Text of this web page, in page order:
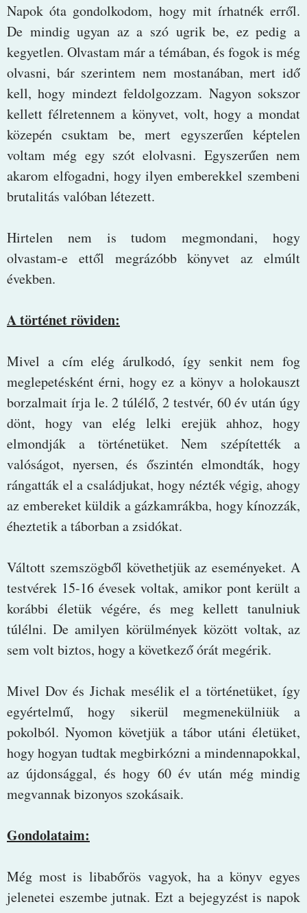
Napok óta gondolkodom, hogy mit írhatnék erről.
De mindig ugyan az a szó ugrik be, ez pedig a
kegyetlen. Olvastam már a témában, és fogok is még
olvasni, bár szerintem nem mostanában, mert idő
kell, hogy mindezt feldolgozzam. Nagyon sokszor
kellett félretennem a könyvet, volt, hogy a mondat
közepén csuktam be, mert egyszerűen képtelen
voltam még egy szót elolvasni. Egyszerűen nem
akarom elfogadni, hogy ilyen emberekkel szembeni
brutalitás valóban létezett.
Hirtelen nem is tudom megmondani, hogy
olvastam-e ettől megrázóbb könyvet az elmúlt
években.
A történet röviden:
Mivel a cím elég árulkodó, így senkit nem fog
meglepetésként érni, hogy ez a könyv a holokauszt
borzalmait írja le. 2 túlélő, 2 testvér, 60 év után úgy
dönt, hogy van elég lelki erejük ahhoz, hogy
elmondják a történetüket. Nem szépítették a
valóságot, nyersen, és őszintén elmondták, hogy
rángatták el a családjukat, hogy nézték végig, ahogy
az embereket küldik a gázkamrákba, hogy kínozzák,
éheztetik a táborban a zsidókat.
Váltott szemszögből követhetjük az eseményeket. A
testvérek 15-16 évesek voltak, amikor pont került a
korábbi életük végére, és meg kellett tanulniuk
túlélni. De amilyen körülmények között voltak, az
sem volt biztos, hogy a következő órát megérik.
Mivel Dov és Jichak mesélik el a történetüket, így
egyértelmű, hogy sikerül megmenekülniük a
pokolból. Nyomon követjük a tábor utáni életüket,
hogy hogyan tudtak megbirkózni a mindennapokkal,
az újdonsággal, és hogy 60 év után még mindig
megvannak bizonyos szokásaik.
Gondolataim:
Még most is libabőrös vagyok, ha a könyv egyes
jelenetei eszembe jutnak. Ezt a bejegyzést is napok